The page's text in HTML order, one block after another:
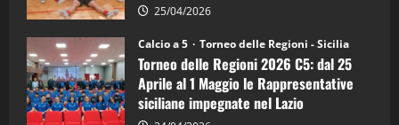
25/04/2026
Calcio a 5 Torneo delle Regioni - Sicilia
Torneo delle Regioni 2026 C5: dal 25
Aprile al 1 Maggio le Rappresentative
siciliane impegnate nel Lazio